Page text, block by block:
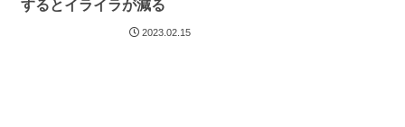
するとイライラが減る
2023.02.15